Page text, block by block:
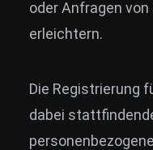
oder Anfragen
erleichtern.
Die Registrierung
dabei